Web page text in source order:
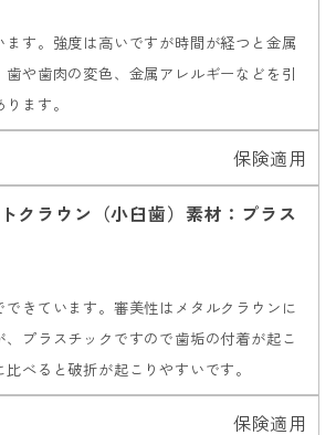
す。強度は高いですが時間が経つと金属
歯や歯肉の変色、金属アレルギーなどを引
ます。
保険適用
クラウン（小臼歯）素材：プラス
きています。審美性はメタルクラウンに
、プラスチックですので歯垢の付着が起こ
べると破折が起こりやすいです。
保険適用